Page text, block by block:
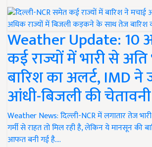
Weather Update: 10
कई राज्यों में भारी से अति
बारिश का अलर्ट, IMD ने
आंधी-बिजली की चेतावनी
Weather News: दिल्ली-NCR में लगातार तेज
गर्मी से राहत तो मिल रही है, लेकिन ये मानसून की
आफत बनी गई है.…